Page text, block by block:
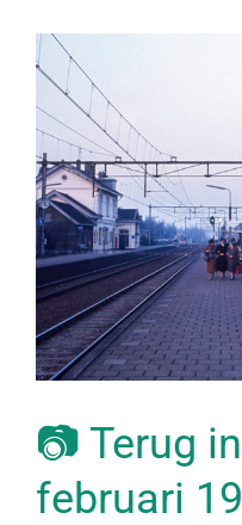
Bekijk
grotere
afbeelding
📷 Terug
februari